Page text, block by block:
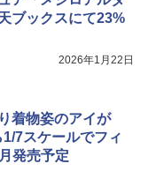
ブックスにて23%
2026年1月22日
着物姿のアイが
7スケールでフィ
発売予定